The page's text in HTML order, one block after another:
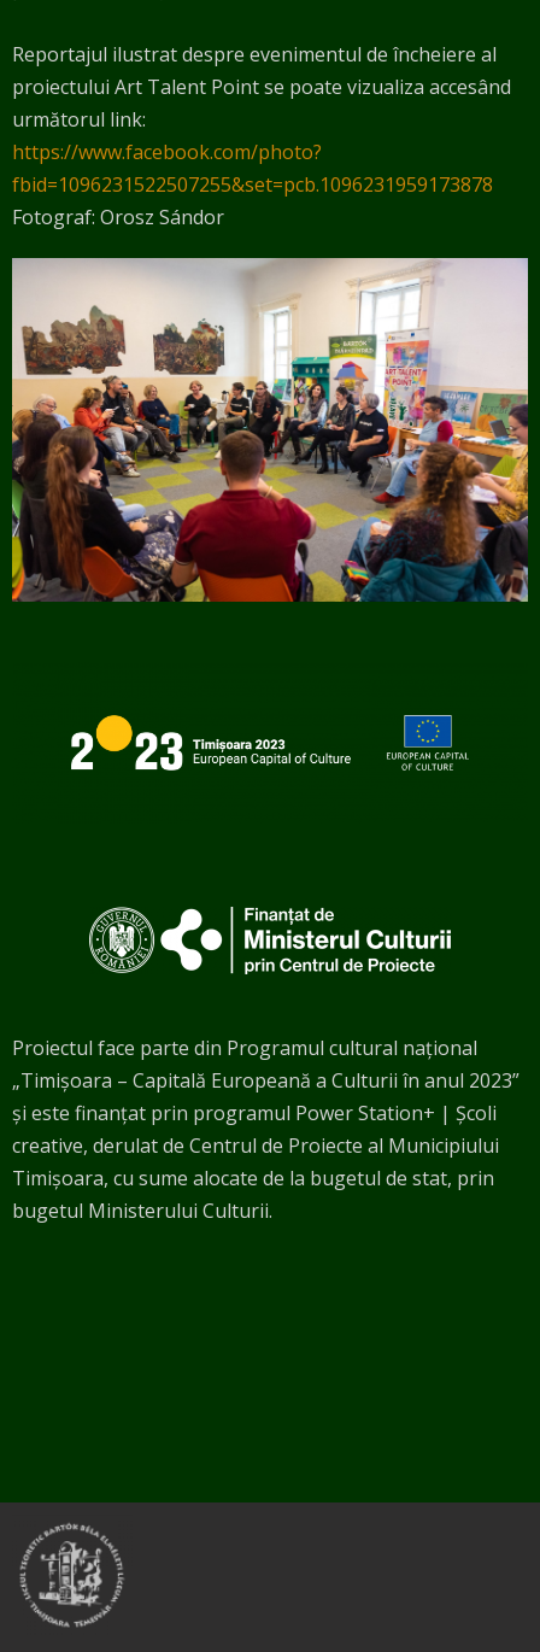
Reportajul ilustrat despre evenimentul de încheiere al
proiectului Art Talent Point se poate vizualiza accesând
următorul link:
https://www.facebook.com/photo?
fbid=1096231522507255&set=pcb.1096231959173878
Fotograf: Orosz Sándor
Proiectul face parte din Programul cultural național
„Timișoara – Capitală Europeană a Culturii în anul 2023”
și este finanțat prin programul Power Station+ | Școli
creative, derulat de Centrul de Proiecte al Municipiului
Timișoara, cu sume alocate de la bugetul de stat, prin
bugetul Ministerului Culturii.